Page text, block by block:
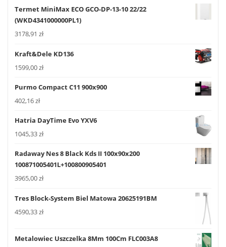
Termet MiniMax ECO GCO-DP-13-10 22/22
(WKD4341000000PL1)
3178,91 zł
Kraft&Dele KD136
1599,00zł
Purmo Compact C11 900x900
402,16zł
Hatria DayTime Evo YXV6
1045,33zł
Radaway Nes 8 Black Kds II 100x90x200
100871005401L+100800905401
3965,00zł
Tres Block-System Biel Matowa 20625191BM
4590,33zł
Metalowiec Uszczelka 8Mm 100Cm FLC003A8